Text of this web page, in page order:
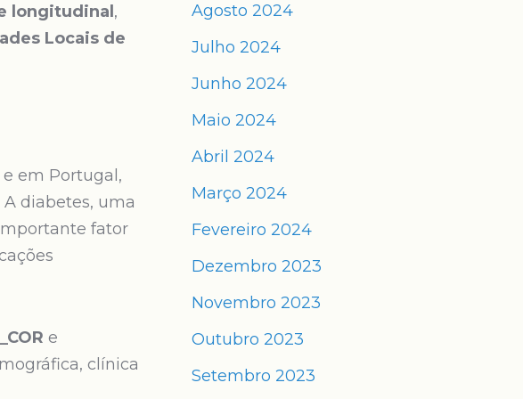
longitudinal ,
Locais de
em Portugal,
A diabetes, uma
fator
e
clínica
Agosto 2024
Julho 2024
Junho 2024
Maio 2024
Abril 2024
Março 2024
Fevereiro 2024
Dezembro 2023
Novembro 2023
Outubro 2023
Setembro 2023